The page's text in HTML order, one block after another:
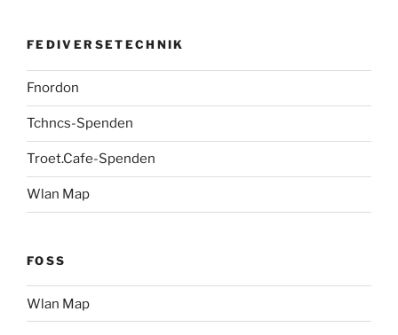
FEDIVERSETECHNIK
Fnordon
Tchncs-Spenden
Troet.Cafe-Spenden
Wlan Map
FOSS
Wlan Map